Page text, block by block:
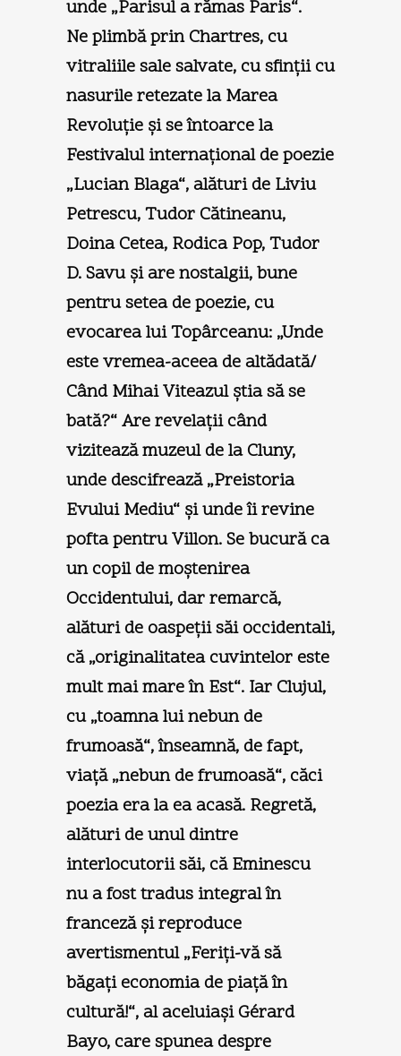
unde „Parisul a rămas Paris“.
Ne plimbă prin Chartres, cu
vitraliile sale salvate, cu sfinţii cu
nasurile retezate la Marea
Revoluţie şi se întoarce la
Festivalul internaţional de poezie
„Lucian Blaga“, alături de Liviu
Petrescu, Tudor Cătineanu,
Doina Cetea, Rodica Pop, Tudor
D. Savu şi are nostalgii, bune
pentru setea de poezie, cu
evocarea lui Topârceanu: „Unde
este vremea-aceea de altădată/
Când Mihai Viteazul ştia să se
bată?“ Are revelaţii când
vizitează muzeul de la Cluny,
unde descifrează „Preistoria
Evului Mediu“ şi unde îi revine
pofta pentru Villon. Se bucură ca
un copil de moştenirea
Occidentului, dar remarcă,
alături de oaspeţii săi occidentali,
că „originalitatea cuvintelor este
mult mai mare în Est“. Iar Clujul,
cu „toamna lui nebun de
frumoasă“, înseamnă, de fapt,
viaţă „nebun de frumoasă“, căci
poezia era la ea acasă. Regretă,
alături de unul dintre
interlocutorii săi, că Eminescu
nu a fost tradus integral în
franceză şi reproduce
avertismentul „Feriţi-vă să
băgaţi economia de piaţă în
cultură!“, al aceluiaşi Gérard
Bayo, care spunea despre